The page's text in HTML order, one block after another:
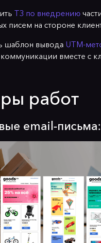
ТЗ по внедрению
писем на стороне
шаблон вывода UTM-
коммуникации вместе с
работ
email-письма: